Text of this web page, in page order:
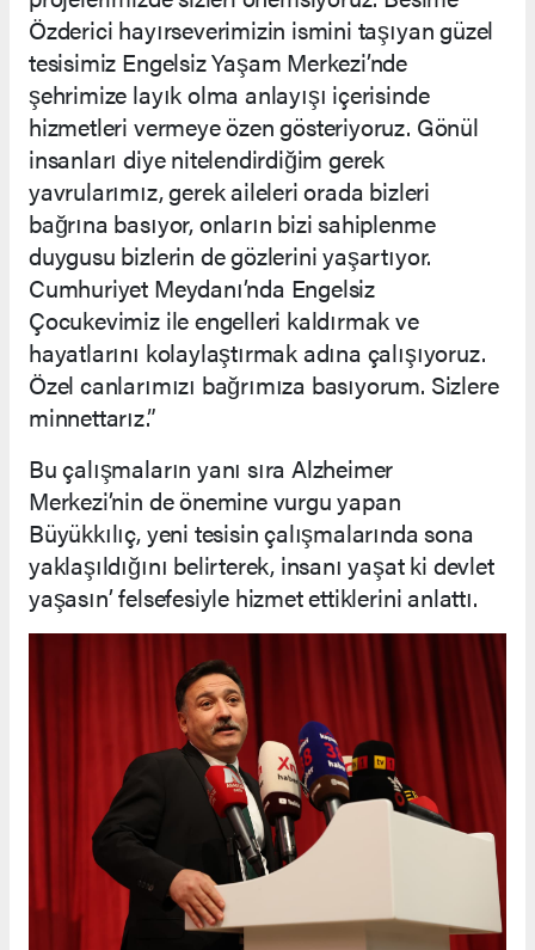
Özderici hayırseverimizin ismini taşıyan güzel
tesisimiz Engelsiz Yaşam Merkezi’nde
şehrimize layık olma anlayışı içerisinde
hizmetleri vermeye özen gösteriyoruz. Gönül
insanları diye nitelendirdiğim gerek
yavrularımız, gerek aileleri orada bizleri
bağrına basıyor, onların bizi sahiplenme
duygusu bizlerin de gözlerini yaşartıyor.
Cumhuriyet Meydanı’nda Engelsiz
Çocukevimiz ile engelleri kaldırmak ve
hayatlarını kolaylaştırmak adına çalışıyoruz.
Özel canlarımızı bağrımıza basıyorum. Sizlere
minnettarız.”
Bu çalışmaların yanı sıra Alzheimer
Merkezi’nin de önemine vurgu yapan
Büyükkılıç, yeni tesisin çalışmalarında sona
yaklaşıldığını belirterek, insanı yaşat ki devlet
yaşasın’ felsefesiyle hizmet ettiklerini anlattı.